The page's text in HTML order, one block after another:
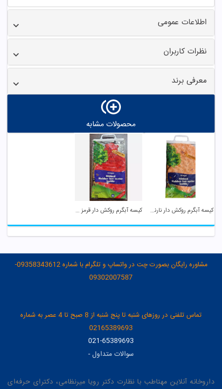
اطلاعات عمومی
نظرات کاربران
معرفی برند
محصولات مشابه
کیسه آبگرم روکش دار نارنجی سانگر کیسه آبگرم روکش دار قرمز سانگر
مشاوره رایگان بصورت چت در واتساپ و تلگرام با شماره 09358343612-
09302007587
تماس تلفنی در روزهای شنبه تا پنج شنبه از 8 صبح تا 4 عصر به شماره
02165389693
021-65389693
سوالات متداول-
داروخانه آنلاین مهتاطب با نظارت دکتر رویا میرنظامی، دکترای حرفه‌ای